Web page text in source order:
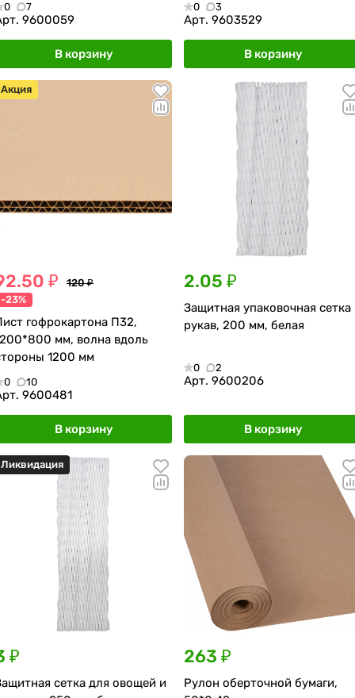
0 7
9600059
В корзину
0 3
Арт. 9603529
В корзину
Акция
₽
120 ₽
-23%
гофрокартона П32,
мм, волна вдоль
1200 мм
0 10
9600481
В корзину
2.05 ₽
Защитная упаковочная сетка
рукав, 200 мм, белая
0 2
Арт. 9600206
В корзину
Ликвидация
₽
сетка для овощей и
263 ₽
Рулон оберточной бумаги,